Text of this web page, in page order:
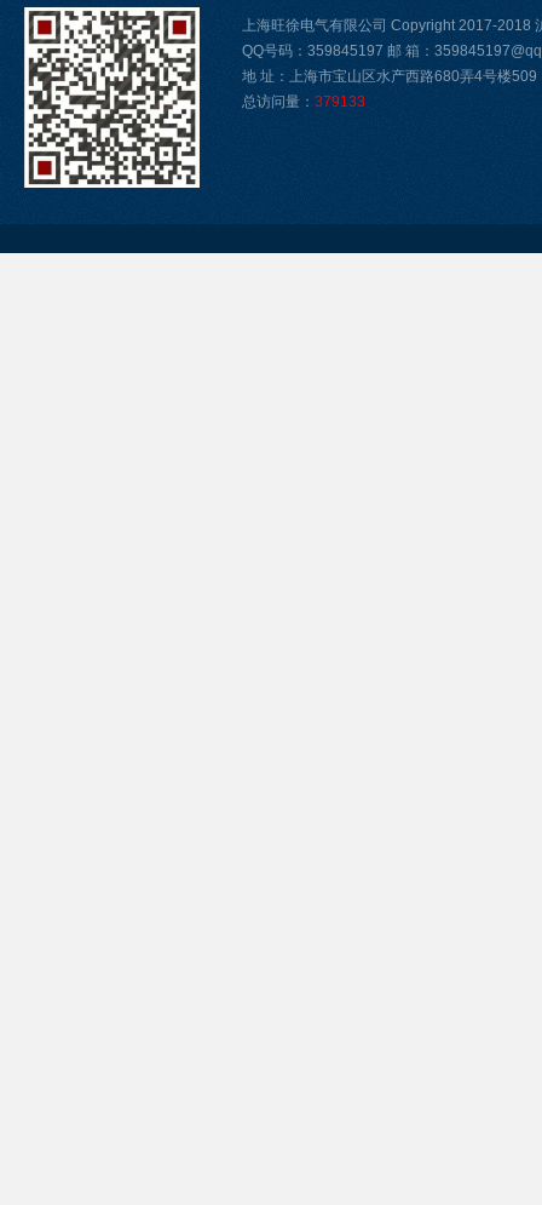
上海旺徐电气有限公司 Copyright 2017-2018
QQ号码：359845197 邮 箱：
地 址：上海市宝山区水产西路680弄4号楼509
总访问量： 379133